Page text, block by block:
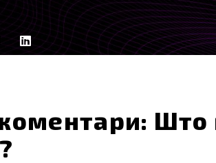
L
i
n
n
Што